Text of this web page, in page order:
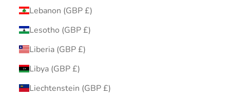
Lebanon (GBP £)
Lesotho (GBP £)
Liberia (GBP £)
Libya (GBP £)
Liechtenstein (GBP £)